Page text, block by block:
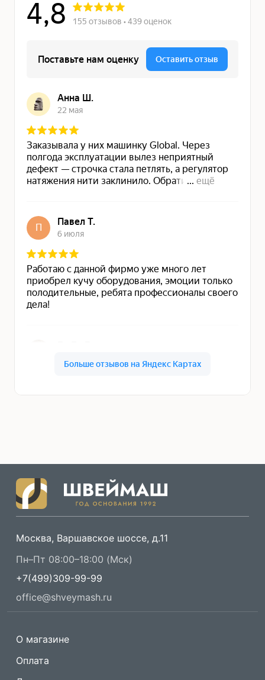
Москва, Варшавское шоссе, д.11
Пн–Пт 08:00–18:00 (Мск)
+7(499)309-99-99
office@shveymash.ru
О магазине
Оплата